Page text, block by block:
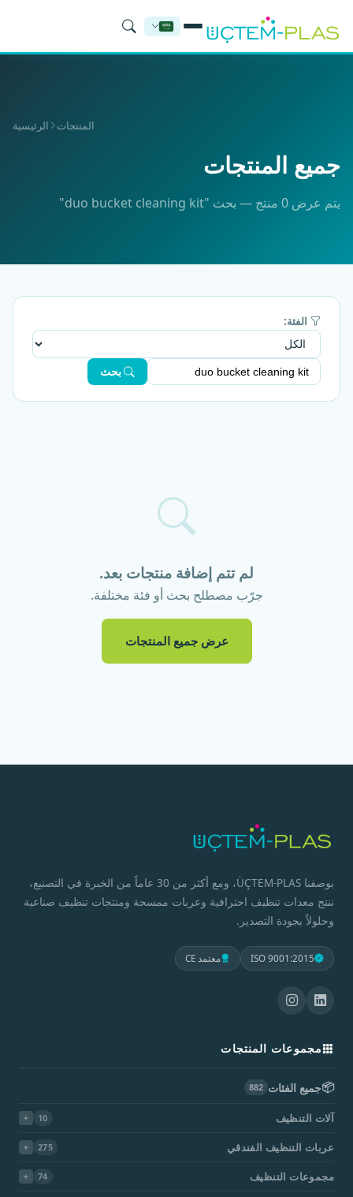
الرئيسية المنتجات
جميع المنتجات
يتم عرض 0 منتج — بحث "duo bucket cleaning kit"
الفئة:
بحث
لم تتم إضافة منتجات بعد.
جرّب مصطلح بحث أو فئة مختلفة.
عرض جميع المنتجات
بوصفنا ÜÇTEM-PLAS، ومع أكثر من 30 عاماً من الخبرة في التصنيع،
ننتج معدات تنظيف احترافية وعربات ممسحة ومنتجات تنظيف صناعية
وحلولاً بجودة التصدير.
ISO 9001:2015 معتمد CE
مجموعات المنتجات
📦جميع الفئات 882
آلات التنظيف 10
عربات التنظيف الفندقي 275
مجموعات التنظيف 74